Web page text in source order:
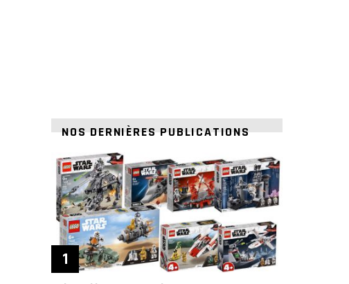
NOS DERNIÈRES PUBLICATIONS